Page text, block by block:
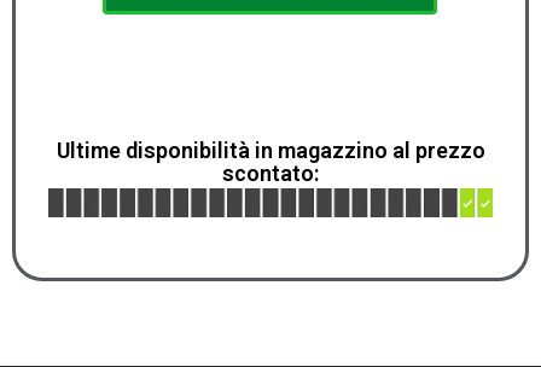
Ultime disponibilità in magazzino al prezzo
scontato: